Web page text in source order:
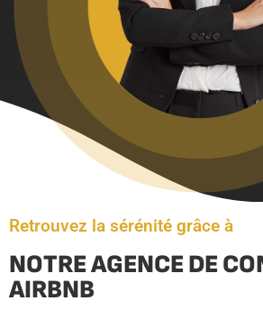
Retrouvez la sérénité grâce à
NOTRE AGENCE DE
AIRBNB